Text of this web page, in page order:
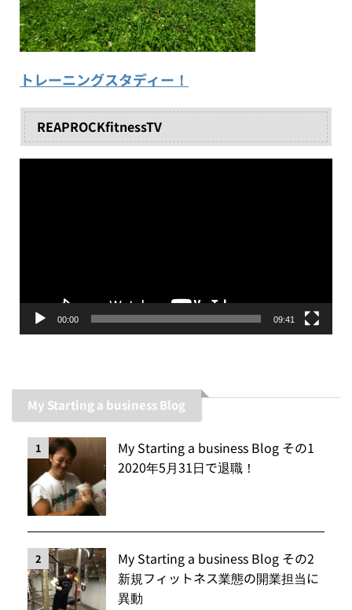
トレーニングスタディー！
REAPROCKfitnessTV
00:00 09:41
My Starting a business Blog
1
My Starting a business Blog その1
2020年5月31日で退職！
2
My Starting a business Blog その2
新規フィットネス業態の開業担当に
異動